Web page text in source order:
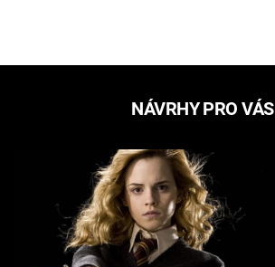
NÁVRHY PRO VÁS